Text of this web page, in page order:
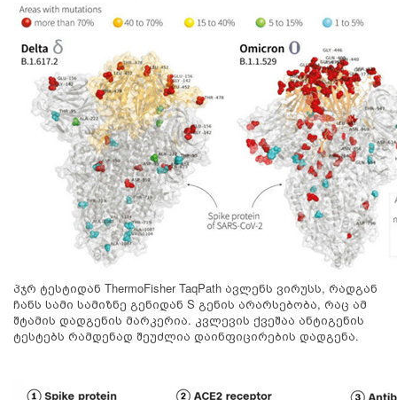
პჯრ ტესტიდან ThermoFisher TaqPath ავლენს ვირუსს, რადგან
ჩანს სამი სამიზნე გენიდან S გენის არარსებობა, რაც ამ
შტამის დადგენის მარკერია. კვლევის ქვეშაა ანტიგენის
ტესტებს რამდენად შეუძლია დაინფიცირების დადგენა.